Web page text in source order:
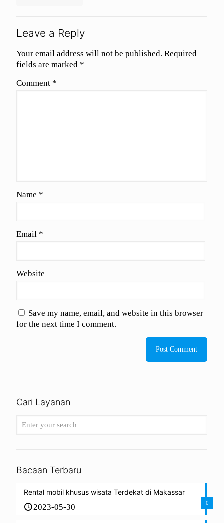
Leave a Reply
Your email address will not be published. Required
fields are marked *
Comment *
Name *
Email *
Website
Save my name, email, and website in this browser
for the next time I comment.
Cari Layanan
Bacaan Terbaru
0
Rental mobil khusus wisata Terdekat di Makassar
2023-05-30